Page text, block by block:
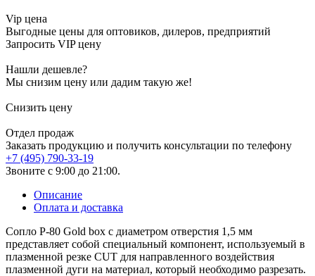
Vip цена
Выгодные цены для оптовиков, дилеров, предприятий
Запросить VIP цену
Нашли дешевле?
Мы снизим цену или дадим такую же!
Снизить цену
Отдел продаж
Заказать продукцию и получить консультации по телефону
+7 (495) 790-33-19
Звоните с 9:00 до 21:00.
Описание
Оплата и доставка
Сопло Р-80 Gold box с диаметром отверстия 1,5 мм
представляет собой специальный компонент, используемый в
плазменной резке CUT для направленного воздействия
плазменной дуги на материал, который необходимо разрезать.